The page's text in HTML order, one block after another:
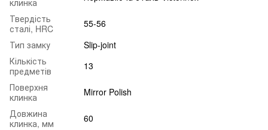
Твердість
сталі, HRC
55-56
Тип замку
Slip-joint
Кількість
предметів
13
Поверхня
клинка
Mirror Polish
Довжина
клинка, мм
60